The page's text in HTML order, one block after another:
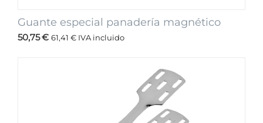
Guante especial panadería magnético
50,75€ 61,41 € IVA incluido